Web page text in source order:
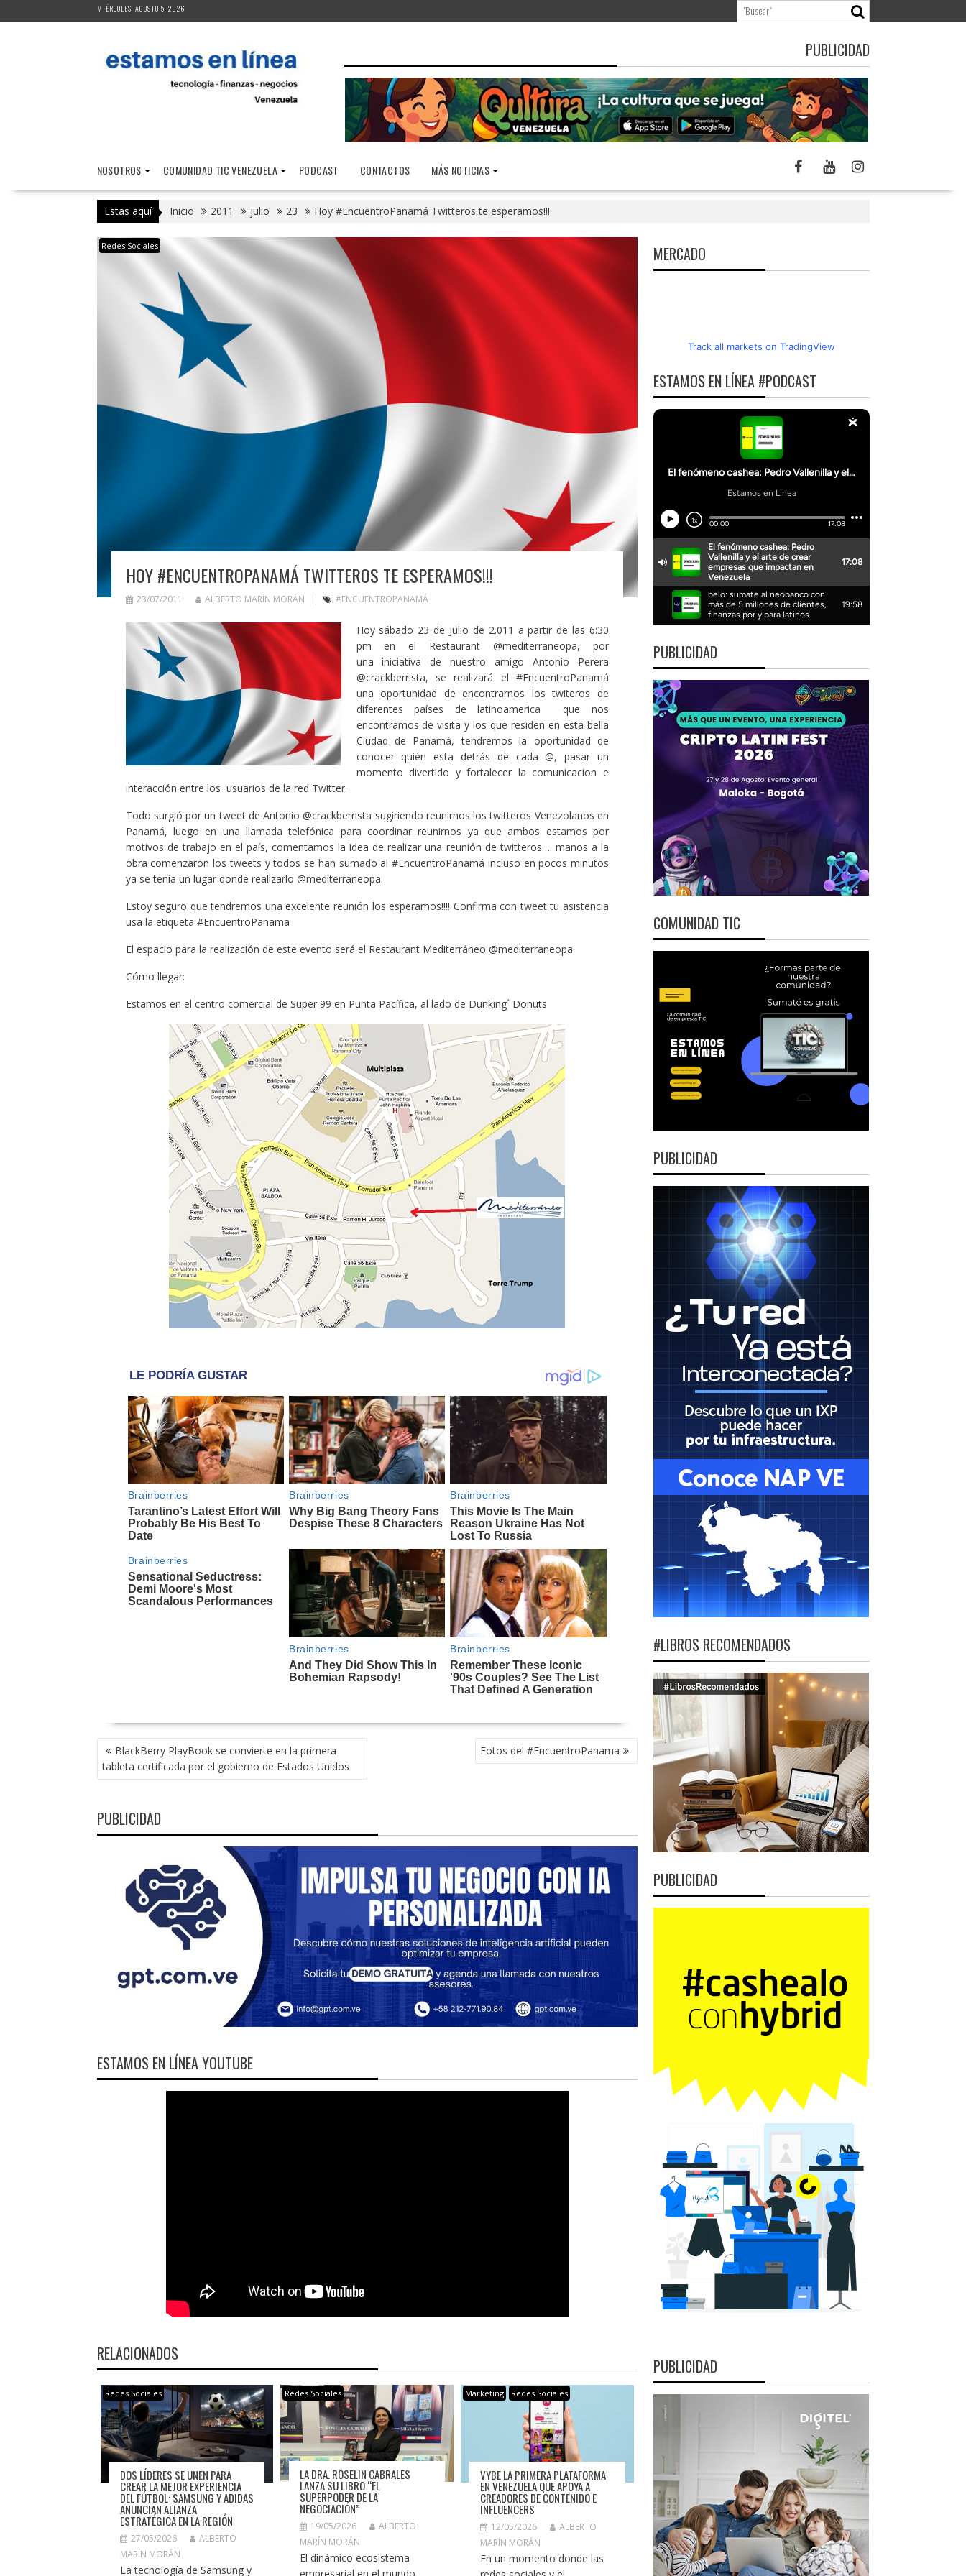
al
MIÉRCOLES, AGOSTO 5, 2026
PUBLICIDAD
NOSOTROS COMUNIDAD TIC VENEZUELA PODCAST CONTACTOS MÁS NOTICIAS
Estas aquí Inicio 2011 julio 23 Hoy #EncuentroPanamá Twitteros te esperamos!!!
Redes Sociales
HOY #ENCUENTROPANAMÁ TWITTEROS TE ESPERAMOS!!!
23/07/2011 ALBERTO MARÍN MORÁN #ENCUENTROPANAMÁ
Hoy sábado 23 de Julio de 2.011 a partir de las 6:30
pm en el Restaurant @mediterraneopa, por
una iniciativa de nuestro amigo Antonio Perera
@crackberrista, se realizará el #EncuentroPanamá
una oportunidad de encontrarnos los twiteros de
diferentes países de latinoamerica que nos
encontramos de visita y los que residen en esta bella
Ciudad de Panamá, tendremos la oportunidad de
conocer quién esta detrás de cada @, pasar un
momento divertido y fortalecer la comunicacion e
interacción entre los usuarios de la red Twitter.
Todo surgió por un tweet de Antonio @crackberrista sugiriendo reunirnos los twitteros Venezolanos en
Panamá, luego en una llamada telefónica para coordinar reunirnos ya que ambos estamos por
motivos de trabajo en el país, comentamos la idea de realizar una reunión de twitteros…. manos a la
obra comenzaron los tweets y todos se han sumado al #EncuentroPanamá incluso en pocos minutos
ya se tenia un lugar donde realizarlo @mediterraneopa.
Estoy seguro que tendremos una excelente reunión los esperamos!!!! Confirma con tweet tu asistencia
usa la etiqueta #EncuentroPanama
El espacio para la realización de este evento será el Restaurant Mediterráneo @mediterraneopa.
Cómo llegar:
Estamos en el centro comercial de Super 99 en Punta Pacífica, al lado de Dunking´ Donuts
NAVEGACIÓN
DE
ENTRADAS
BlackBerry PlayBook se convierte en la primera
tableta certificada por el gobierno de Estados Unidos
Fotos del #EncuentroPanama
PUBLICIDAD
ESTAMOS EN LÍNEA YOUTUBE
RELACIONADOS
Redes Sociales
DOS LÍDERES SE UNEN PARA
CREAR LA MEJOR EXPERIENCIA
DEL FÚTBOL: SAMSUNG Y ADIDAS
ANUNCIAN ALIANZA
ESTRATÉGICA EN LA REGIÓN
27/05/2026
ALBERTO
MARÍN MORÁN
La tecnología de Samsung y
Redes Sociales
LA DRA. ROSELIN CABRALES
LANZA SU LIBRO “EL
SUPERPODER DE LA
NEGOCIACIÓN”
19/05/2026
ALBERTO
MARÍN MORÁN
El dinámico ecosistema
Marketing Redes Sociales
VYBE LA PRIMERA PLATAFORMA
EN VENEZUELA QUE APOYA A
CREADORES DE CONTENIDO E
INFLUENCERS
12/05/2026
ALBERTO
MARÍN MORÁN
En un momento donde las
MERCADO
Track all markets on TradingView
ESTAMOS EN LÍNEA #PODCAST
PUBLICIDAD
COMUNIDAD TIC
PUBLICIDAD
#LIBROS RECOMENDADOS
PUBLICIDAD
PUBLICIDAD